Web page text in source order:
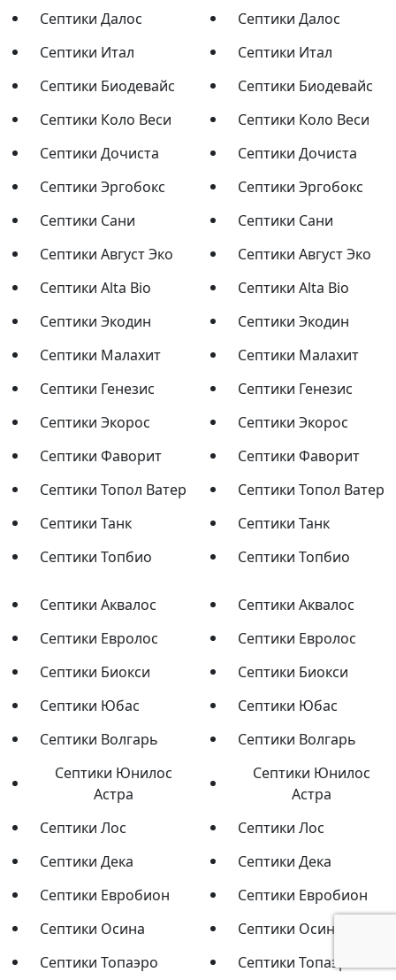
Септики Далос
Септики Итал
Септики Биодевайс
Септики Коло Веси
Септики Дочиста
Септики Эргобокс
Септики Сани
Септики Август Эко
Септики Alta Bio
Септики Экодин
Септики Малахит
Септики Генезис
Септики Экорос
Септики Фаворит
Септики Топол Ватер
Септики Танк
Септики Топбио
Септики Далос
Септики Итал
Септики Биодевайс
Септики Коло Веси
Септики Дочиста
Септики Эргобокс
Септики Сани
Септики Август Эко
Септики Alta Bio
Септики Экодин
Септики Малахит
Септики Генезис
Септики Экорос
Септики Фаворит
Септики Топол Ватер
Септики Танк
Септики Топбио
Септики Аквалос
Септики Евролос
Септики Биокси
Септики Юбас
Септики Волгарь
Септики Юнилос
Астра
Септики Лос
Септики Дека
Септики Евробион
Септики Осина
Септики Топаэро
Септики Аквалос
Септики Евролос
Септики Биокси
Септики Юбас
Септики Волгарь
Септики Юнилос
Астра
Септики Лос
Септики Дека
Септики Евробион
Септики Осина
Септики Топаэро